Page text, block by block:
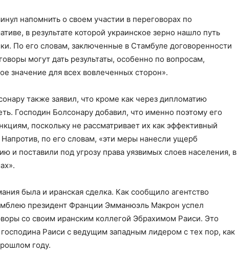
напомнить о своем участии в переговорах по
в результате которой украинское зерно нашло путь
По его словам, заключенные в Стамбуле договоренности
могут дать результаты, особенно по вопросам,
значение для всех вовлеченных сторон».
также заявил, что кроме как через дипломатию
Господин Болсонару добавил, что именно поэтому его
поскольку не рассматривает их как эффективный
по его словам, «эти меры нанесли ущерб
и поставили под угрозу права уязвимых слоев населения, в
была и иранская сделка. Как сообщило агентство
президент Франции Эмманюэль Макрон успел
со своим иранским коллегой Эбрахимом Раиси. Это
Раиси с ведущим западным лидером с тех пор, как
году.